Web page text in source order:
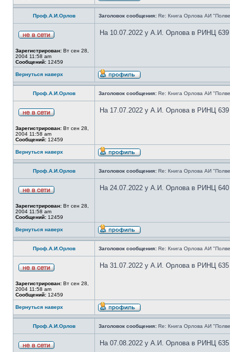
Проф.А.И.Орлов Заголовок сообщения: Re: Книга Орлова АИ
Зарегистрирован: Вт сен 28,
2004 11:58 am
Сообщений: 12459
На 10.07.2022 у А.И. Орлова в РИНЦ 639
Вернуться наверх
Проф.А.И.Орлов Заголовок сообщения: Re: Книга Орлова АИ
Зарегистрирован: Вт сен 28,
2004 11:58 am
Сообщений: 12459
На 17.07.2022 у А.И. Орлова в РИНЦ 639
Вернуться наверх
Проф.А.И.Орлов Заголовок сообщения: Re: Книга Орлова АИ
Зарегистрирован: Вт сен 28,
2004 11:58 am
Сообщений: 12459
На 24.07.2022 у А.И. Орлова в РИНЦ 640
Вернуться наверх
Проф.А.И.Орлов Заголовок сообщения: Re: Книга Орлова АИ
Зарегистрирован: Вт сен 28,
2004 11:58 am
Сообщений: 12459
На 31.07.2022 у А.И. Орлова в РИНЦ 635
Вернуться наверх
Проф.А.И.Орлов Заголовок сообщения: Re: Книга Орлова АИ
На 07.08.2022 у А.И. Орлова в РИНЦ 635